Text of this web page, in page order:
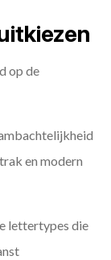
op de
en modern
lettertypes die